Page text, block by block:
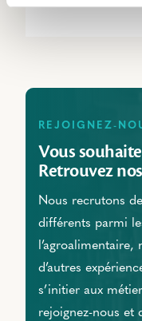
REJOIGNEZ-
Vous
Retrouvez
Nous recrutons
différents parmi
d’autres
s’initier aux
rejoignez-nous et